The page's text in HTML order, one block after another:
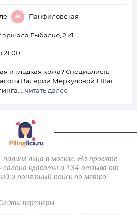
Панфиловская
Рыбалко, 2 к1
21:00
и гладкая кожа? Специалисты
Валерии Меркуловой 1 Шаг
читать далее
пилинг лица в москве. На проекте
салона красоты и 134 отзыва от
и понятный поиск по метро.
партнеры